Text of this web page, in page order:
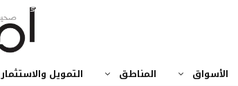
الأسواق المناطق التمويل والاستثمار